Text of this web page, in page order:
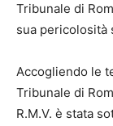
Tribunale di
sua pericolosità
Accogliendo le
Tribunale di
R.M.V. è stata